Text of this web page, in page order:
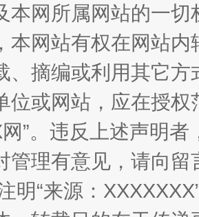
游的“隐身衣” 如何以
本网所属网站的一
本网站有权在网站
、摘编或利用其它
位或网站，应在授
”。违反上述声明
管理有意见，请向
明“来源：